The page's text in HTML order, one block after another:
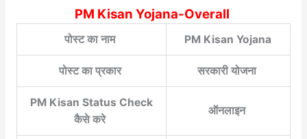
PM Kisan Yojana-Overall
पोस्ट का नाम PM Kisan Yojana
पोस्ट का प्रकार सरकारी योजना
PM Kisan Status Check
कैसे करे
ऑनलाइन